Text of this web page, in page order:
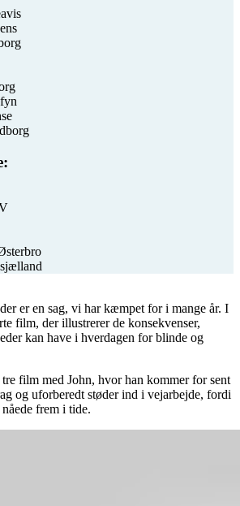
er en sag, vi har kæmpet for i mange år. I
film, der illustrerer de konsekvenser,
kan have i hverdagen for blinde og
film med John, hvor han kommer for sent
og uforberedt støder ind i vejarbejde, fordi
frem i tide.